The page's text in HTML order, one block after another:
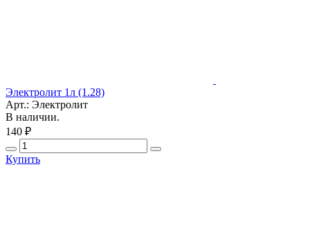
Электролит 1л (1.28)
Арт.: Электролит
В наличии.
140 ₽
Купить